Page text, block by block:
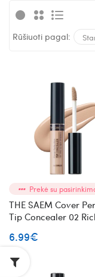
Rūšiuoti pagal:
Prekė su
THE SAEM Cover
Tip Concealer 02
6.99€